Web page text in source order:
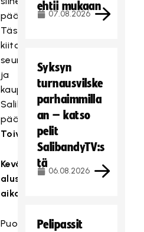
päästiin.
Tästä
kiitos
seuroille
ja
kaupungeillle,
Salibandyliiton
pääsarjapäällikköJoni
Toivola
summaa.
Kevään
alustavat
aikataulut:
Puolivälierät
ehtii mukaan
07.08.2026
Syksyn
turnausvilske
parhaimmilla
an – katso
pelit
SalibandyTV:s
tä
06.08.2026
Pelipassit